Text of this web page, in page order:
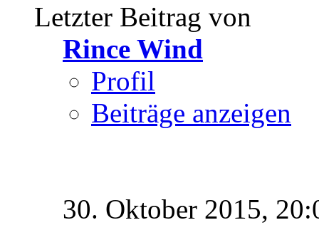
Letzter Beitrag von
Rince Wind
Profil
Beiträge anzeigen
30. Oktober 2015,